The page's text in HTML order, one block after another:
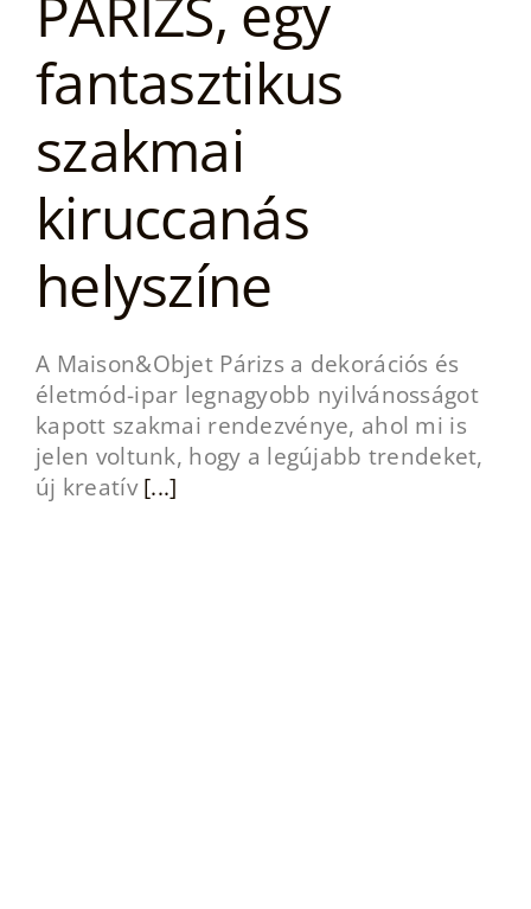
fantasztikus
szakmai
kiruccanás
helyszíne
A Maison&Objet Párizs a dekorációs és
életmód-ipar legnagyobb nyilvánosságot
kapott szakmai rendezvénye, ahol mi is
jelen voltunk, hogy a legújabb trendeket,
új kreatív[...]